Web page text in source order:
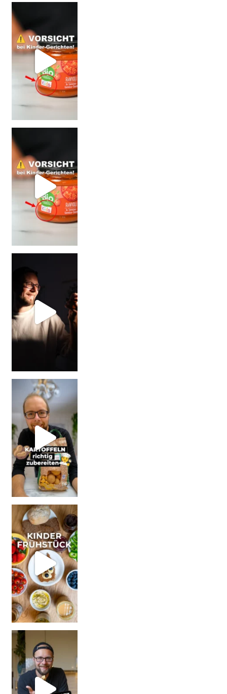
Vorsicht: Fallt nicht auf Kinder-Gerichte rein!
= BESSER?
Falsch gedacht!
W
| Werbung Wi